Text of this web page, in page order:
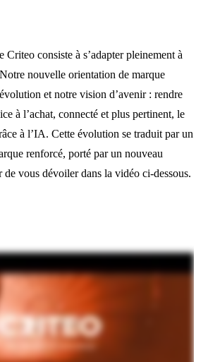
Criteo consiste à s’adapter pleinement à
nouvelle orientation de marque
et notre vision d’avenir : rendre
à l’achat, connecté et plus pertinent, le
à l’IA. Cette évolution se traduit par un
renforcé, porté par un nouveau
de vous dévoiler dans la vidéo ci-dessous.